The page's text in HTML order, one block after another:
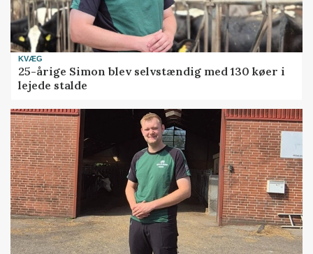
KVÆG
25-årige Simon blev selvstændig med 130 køer i
lejede stalde